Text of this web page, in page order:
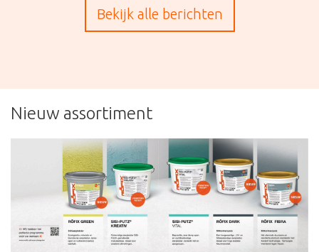
Bekijk alle berichten
Nieuw assortiment